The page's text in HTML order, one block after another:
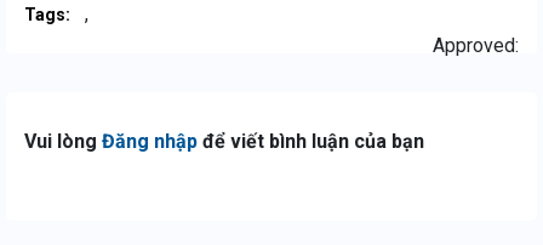
Tags:
,
Approved:
Vui lòng Đăng nhập để viết bình luận của bạn